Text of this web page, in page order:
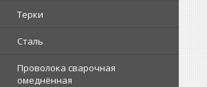
Терки
Сталь
Проволока сварочная
омеднённая